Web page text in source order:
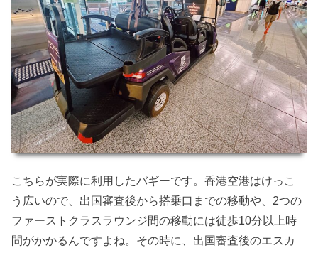
こちらが実際に利用したバギーです。香港空港はけっこ
う広いので、出国審査後から搭乗口までの移動や、2つの
ファーストクラスラウンジ間の移動には徒歩10分以上時
間がかかるんですよね。その時に、出国審査後のエスカ